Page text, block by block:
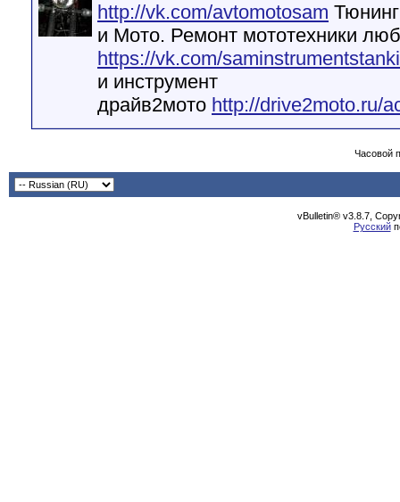
http://vk.com/avtomotosam
и Мото. Ремонт мототехники
https://vk.com/saminstrumentstanki
и инструмент
драйв2мото http://drive2moto.ru/
Часовой
vBulletin® v3.8.7,
Русский